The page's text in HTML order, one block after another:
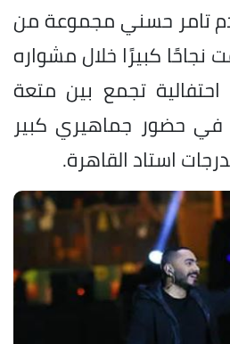
تامر حسني مجموعة من
نجاحًا كبيرًا خلال مشواره
تجمع بين متعة
في حضور جماهيري كبير
استاد القاهرة.